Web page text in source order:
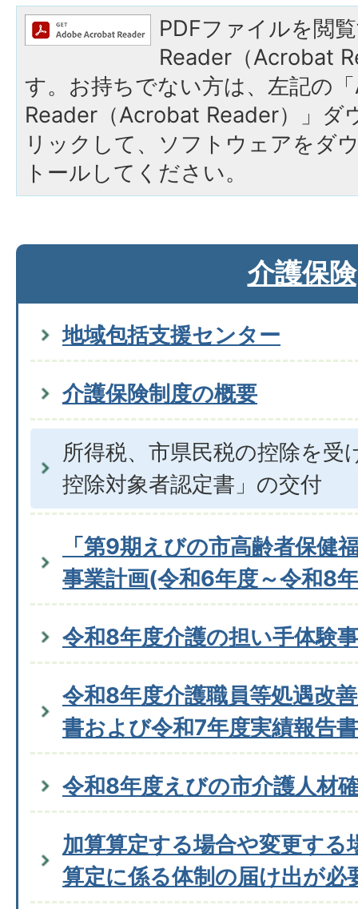
PDFファイルを閲
Reader（Acrobat
す。お持ちでない方は、左記の
Reader（Acrobat Reader）」ダ
リックして、ソフトウェアをダ
トールしてください。
介護保険
地域包括支援センター
介護保険制度の概要
所得税、市県民税の控除を受
控除対象者認定書」の交付
「第9期えびの市高齢者保健
事業計画(令和6年度～令和8
令和8年度介護の担い手体験
令和8年度介護職員等処遇改
書および令和7年度実績報告
令和8年度えびの市介護人材
加算算定する場合や変更する
算定に係る体制の届け出が必